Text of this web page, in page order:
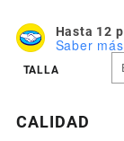
Hasta 12
Saber más
TALLA
CALIDAD